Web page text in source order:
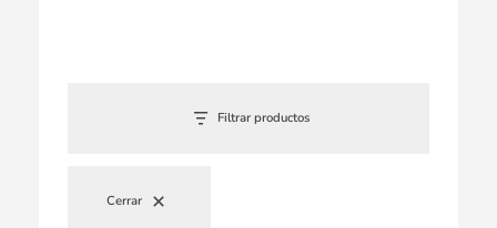
Filtrar productos
Cerrar